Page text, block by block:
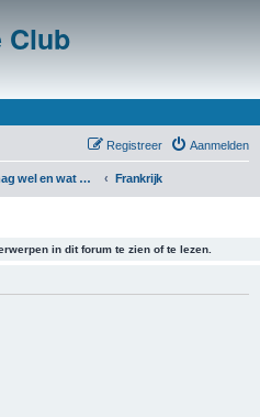
Club
Aanmelden
Registreer
Wat mag wel en wat mag niet in het buitenland? Frankrijk
in dit forum te zien of te lezen.